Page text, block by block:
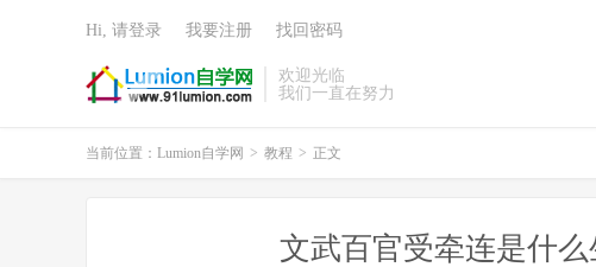
欢迎光临
我们一直在努力
Hi, 请登录 我要注册 找回密码
当前位置： Lumion自学网 > 教程 > 正文
文武百官受牵连是什